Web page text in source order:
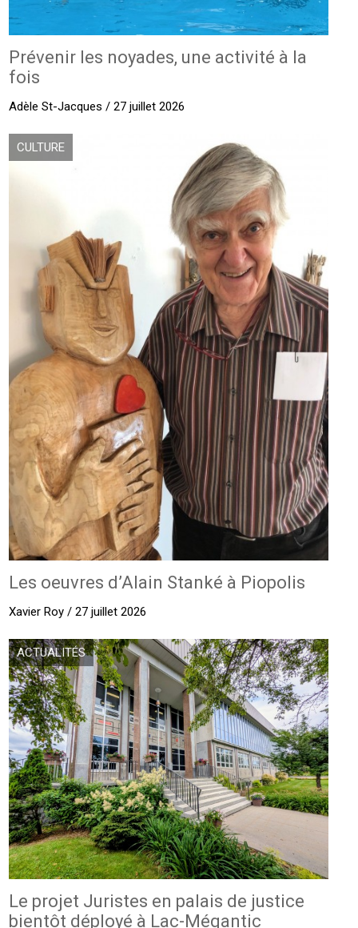
Prévenir les noyades, une activité à la
fois
Adèle St-Jacques / 27 juillet 2026
CULTURE
Les oeuvres d’Alain Stanké à Piopolis
Xavier Roy / 27 juillet 2026
ACTUALITÉS
Le projet Juristes en palais de justice
bientôt déployé à Lac-Mégantic